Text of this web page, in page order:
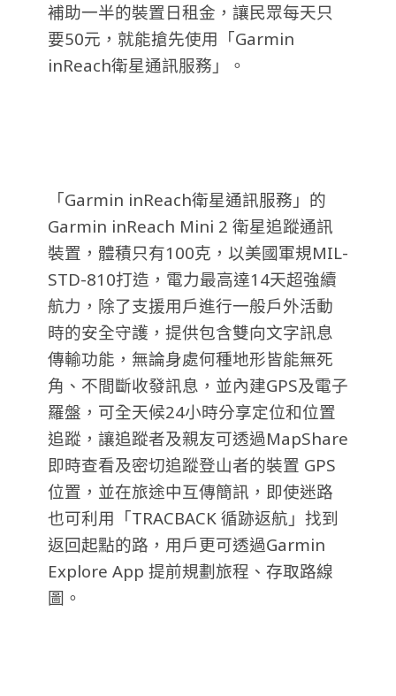
補助一半的裝置日租金，讓民眾每天只
要50元，就能搶先使用「Garmin
inReach衛星通訊服務」。
「Garmin inReach衛星通訊服務」的
Garmin inReach Mini 2 衛星追蹤通訊
裝置，體積只有100克，以美國軍規MIL-
STD-810打造，電力最高達14天超強續
航力，除了支援用戶進行一般戶外活動
時的安全守護，提供包含雙向文字訊息
傳輸功能，無論身處何種地形皆能無死
角、不間斷收發訊息，並內建GPS及電子
羅盤，可全天候24小時分享定位和位置
追蹤，讓追蹤者及親友可透過MapShare
即時查看及密切追蹤登山者的裝置 GPS
位置，並在旅途中互傳簡訊，即使迷路
也可利用「TRACBACK 循跡返航」找到
返回起點的路，用戶更可透過Garmin
Explore App 提前規劃旅程、存取路線
圖。